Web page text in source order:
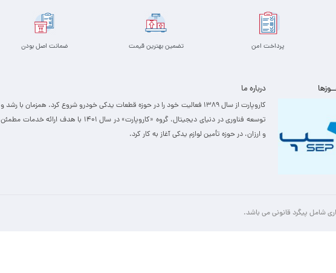
پرداخت امن تضمین بهترین قیمت ضمانت اصل بودن
درباره ما
کاروپارت از سال ۱۳۸۹ فعالیت خود را در حوزه قطعات یدکی خودرو شروع کرد. همزمان با رشد و
توسعه فناوری در دنیای دیجیتال، گروه «کاروپارت» در سال ۱۴۰۱ با هدف ارائه خدمات مطمئن
و ارزان، ­در حوزه تأمین لوازم یدکی آغاز به کار کرد.
شامل پیگرد قانونی می باشد.